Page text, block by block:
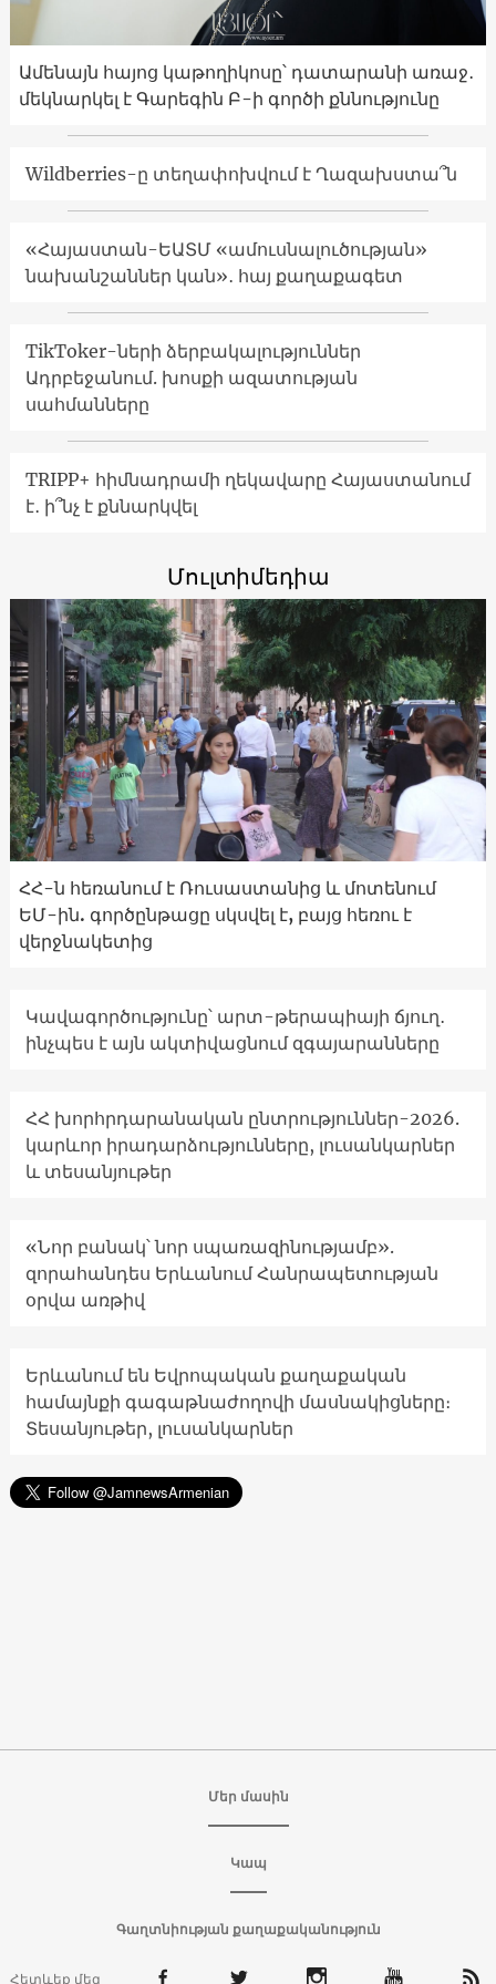
Ամենայն հայոց կաթողիկոսը՝ դատարանի առաջ․
մեկնարկել է Գարեգին Բ-ի գործի քննությունը
Wildberries-ը տեղափոխվում է Ղազախստա՞ն
«Հայաստան-ԵԱՏՄ «ամուսնալուծության»
նախանշաններ կան»․ հայ քաղաքագետ
TikToker-ների ձերբակալություններ
Ադրբեջանում. խոսքի ազատության
սահմանները
TRIPP+ հիմնադրամի ղեկավարը Հայաստանում
է․ ի՞նչ է քննարկվել
Մուլտիմեդիա
ՀՀ-ն հեռանում է Ռուսաստանից և մոտենում
ԵՄ-ին. գործընթացը սկսվել է, բայց հեռու է
վերջնակետից
Կավագործությունը՝ արտ-թերապիայի ճյուղ․
ինչպես է այն ակտիվացնում զգայարանները
ՀՀ խորհրդարանական ընտրություններ-2026.
կարևոր իրադարձությունները, լուսանկարներ
և տեսանյութեր
«Նոր բանակ՝ նոր սպառազինությամբ».
զորահանդես Երևանում Հանրապետության
օրվա առթիվ
Երևանում են Եվրոպական քաղաքական
համայնքի գագաթնաժողովի մասնակիցները։
Տեսանյութեր, լուսանկարներ
Մեր մասին
Կապ
Գաղտնիության քաղաքականություն
Հետևեք մեզ